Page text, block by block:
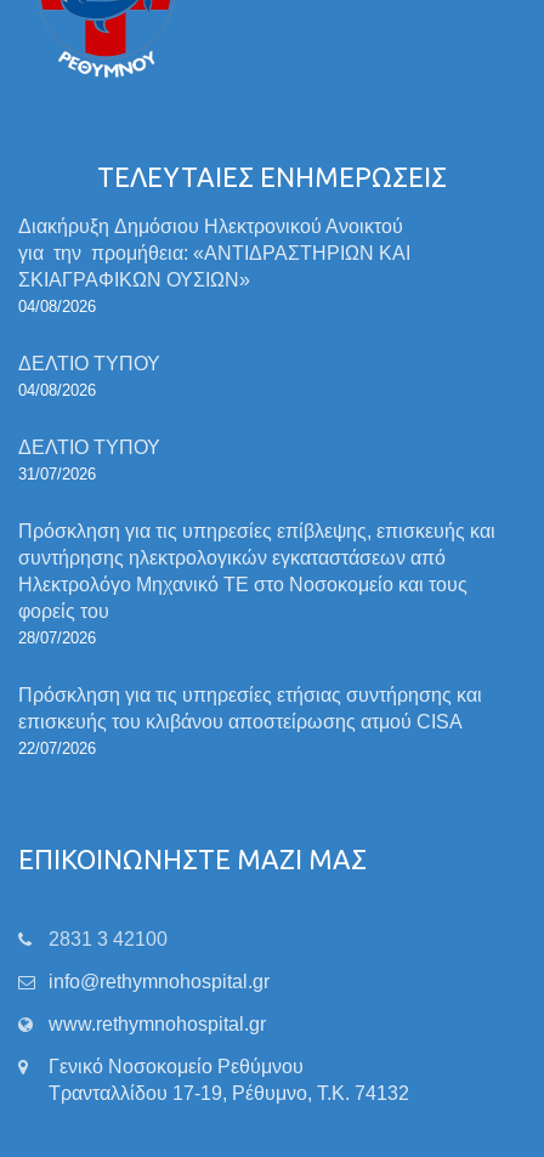
ΤΕΛΕΥΤΑΙΕΣ ΕΝΗΜΕΡΩΣΕΙΣ
Διακήρυξη Δημόσιου Ηλεκτρονικού Ανοικτού
για την προμήθεια: «ΑΝΤΙΔΡΑΣΤΗΡΙΩΝ ΚΑΙ
ΣΚΙΑΓΡΑΦΙΚΩΝ ΟΥΣΙΩΝ»
04/08/2026
ΔΕΛΤΙΟ ΤΥΠΟΥ
04/08/2026
ΔΕΛΤΙΟ ΤΥΠΟΥ
31/07/2026
Πρόσκληση για τις υπηρεσίες επίβλεψης, επισκευής και
συντήρησης ηλεκτρολογικών εγκαταστάσεων από
Ηλεκτρολόγο Μηχανικό ΤΕ στο Νοσοκομείο και τους
φορείς του
28/07/2026
Πρόσκληση για τις υπηρεσίες ετήσιας συντήρησης και
επισκευής του κλιβάνου αποστείρωσης ατμού CISA
22/07/2026
ΕΠΙΚΟΙΝΩΝΗΣΤΕ ΜΑΖΙ ΜΑΣ
2831 3 42100
info@rethymnohospital.gr
www.rethymnohospital.gr
Γενικό Νοσοκομείο Ρεθύμνου
Τρανταλλίδου 17-19, Ρέθυμνο, Τ.Κ. 74132